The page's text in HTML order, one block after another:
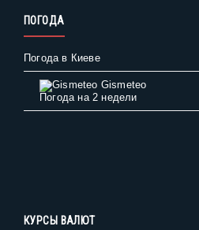
ПОГОДА
Погода в Киеве
Gismeteo
Погода на 2 недели
КУРСЫ ВАЛЮТ